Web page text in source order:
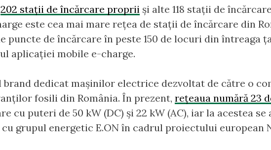
202 stații de încărcare proprii și alte 118 stații de
este cea mai mare rețea de stații de încărcare din
puncte de încărcare în peste 150 de locuri din întreaga
aplicației mobile e-charge.
dedicat mașinilor electrice dezvoltat de către o
fosili din România. În prezent, rețeaua numără 23
cu puteri de 50 kW (DC) și 22 kW (AC), iar la acestea se
grupul energetic E.ON în cadrul proiectului european